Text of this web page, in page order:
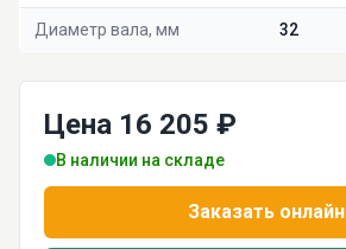
Диаметр вала, мм 32
Цена 16 205 ₽
В наличии на складе
Заказать онлайн